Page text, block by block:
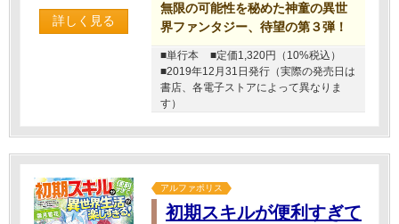
詳しく見る
無限の可能性を秘めた神童の異世
界ファンタジー、待望の第３弾！
■単行本
■定価1,320円（10%税込）
■2019年12月31日発行（実際の発売日は
書店、各電子ストアによって異なりま
す）
アルファポリス
初期スキルが便利すぎて